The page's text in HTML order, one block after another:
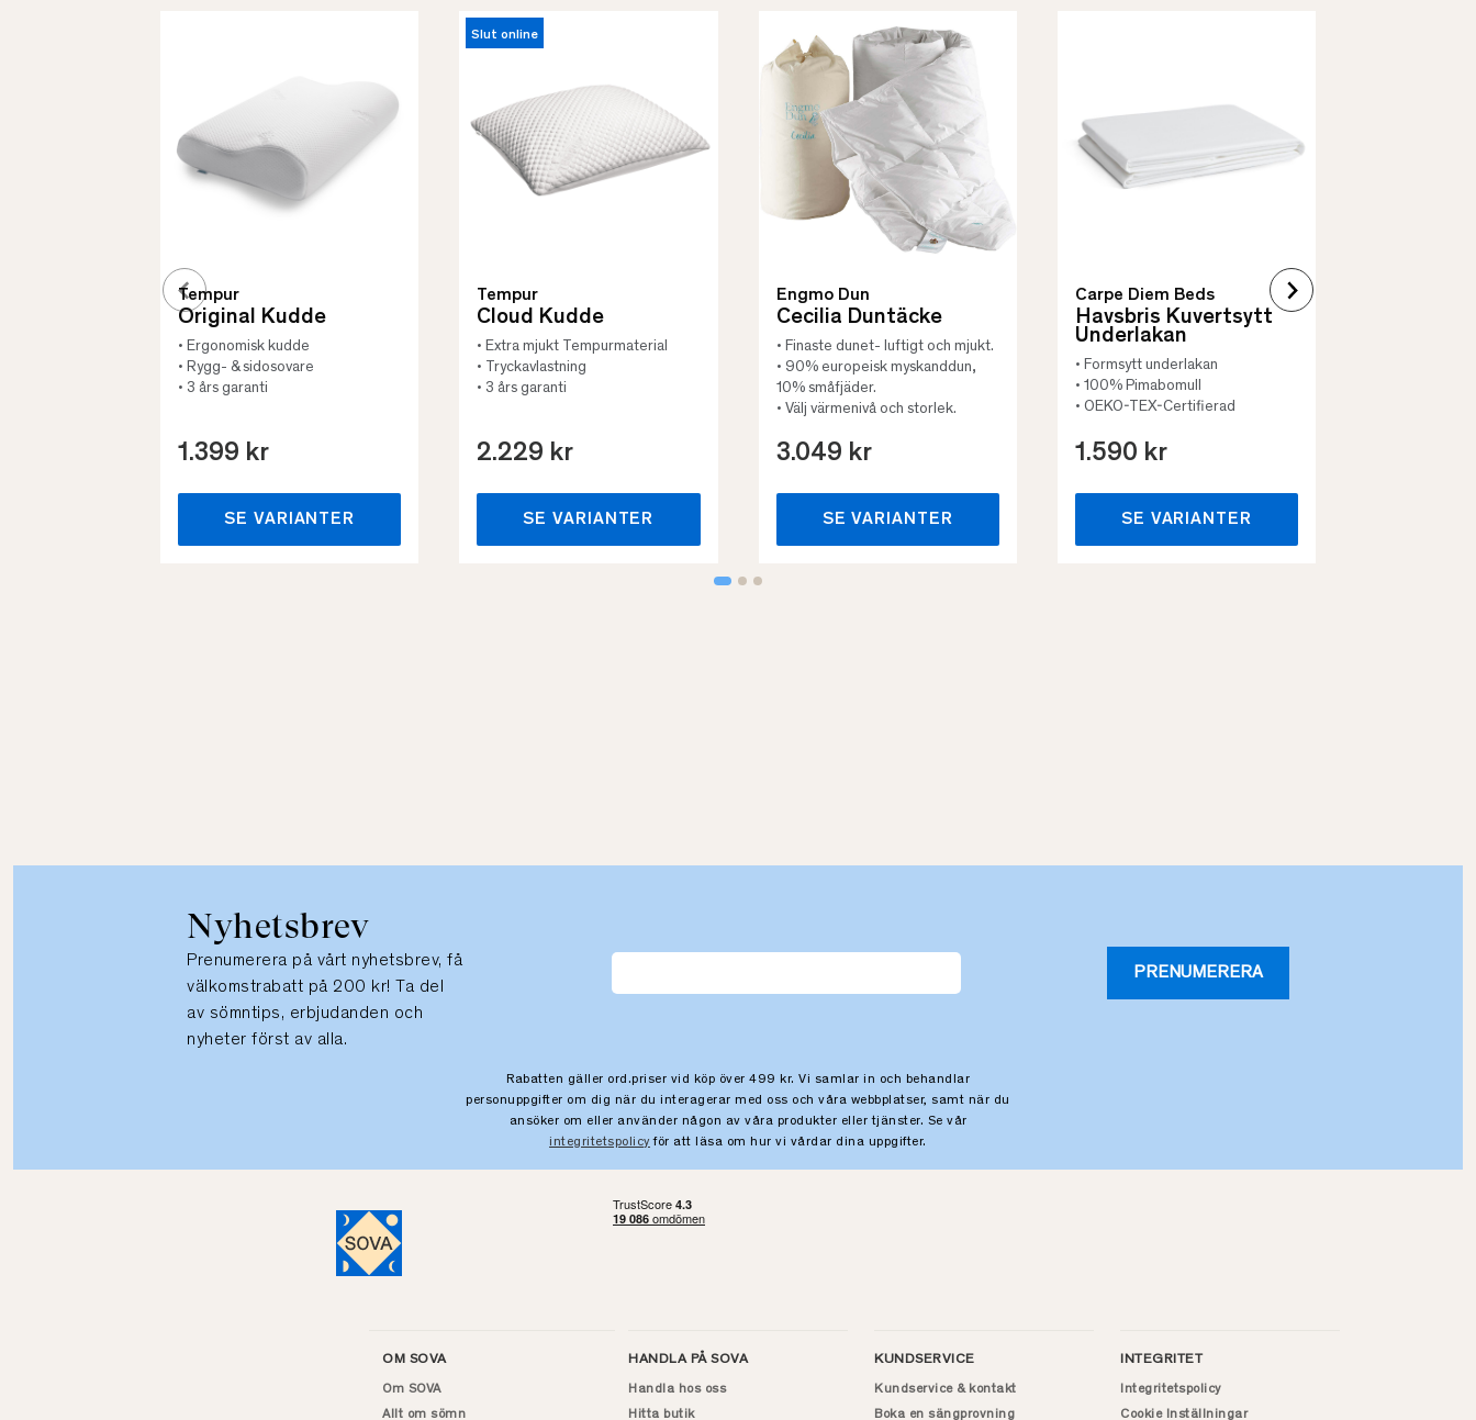
Tempur
Original Kudde
• Ergonomisk kudde
• Rygg- & sidosovare
• 3 års garanti
1.399 kr
SE VARIANTER
Slut online
Tempur
Cloud Kudde
• Extra mjukt Tempurmaterial
• Tryckavlastning
• 3 års garanti
2.229 kr
SE VARIANTER
Engmo Dun
Cecilia Duntäcke
• Finaste dunet- luftigt och mjukt.
• 90% europeisk myskanddun,
10% småfjäder.
• Välj värmenivå och storlek.
3.049 kr
SE VARIANTER
Carpe Diem Beds
Havsbris Kuvertsytt
Underlakan
• Formsytt underlakan
• 100% Pimabomull
• OEKO-TEX-Certifierad
1.590 kr
SE VARIANTER
Nyhetsbrev
Prenumerera på vårt nyhetsbrev, få
välkomstrabatt på 200 kr! Ta del
av sömntips, erbjudanden och
nyheter först av alla.
PRENUMERERA
Rabatten gäller ord.priser vid köp över 499 kr. Vi samlar in och behandlar
personuppgifter om dig när du interagerar med oss och våra webbplatser, samt när du
ansöker om eller använder någon av våra produkter eller tjänster. Se vår
integritetspolicy för att läsa om hur vi vårdar dina uppgifter.
OM SOVA
Om SOVA
Allt om sömn
HANDLA PÅ SOVA
Handla hos oss
Hitta butik
KUNDSERVICE
Kundservice & kontakt
Boka en sängprovning
INTEGRITET
Integritetspolicy
Cookie Inställningar